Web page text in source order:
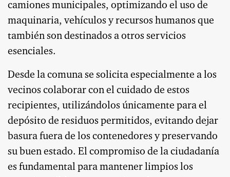
camiones municipales, optimizando el uso de
maquinaria, vehículos y recursos humanos que
también son destinados a otros servicios
esenciales.
Desde la comuna se solicita especialmente a los
vecinos colaborar con el cuidado de estos
recipientes, utilizándolos únicamente para el
depósito de residuos permitidos, evitando dejar
basura fuera de los contenedores y preservando
su buen estado. El compromiso de la ciudadanía
es fundamental para mantener limpios los